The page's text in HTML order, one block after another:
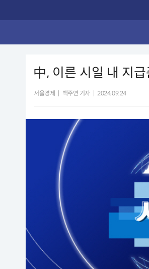
中, 이른 시일 내 지
서울경제 백주연 기자 2024.09.24